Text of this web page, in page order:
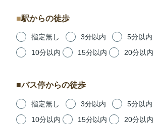
駅からの徒歩
指定無し 3分以内 5分以内
10分以内
15分以内 20分以内
バス停からの徒歩
指定無し 3分以内 5分以内
10分以内
15分以内 20分以内